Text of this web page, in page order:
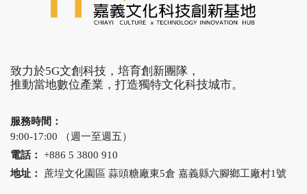
致力於5G文創科技，培育創新團隊，
推動當地數位產業，打造獨特文化科技城市。
服務時間：
9:00-17:00 （週一至週五）
電話： +886 5 3800 910
地址： 蔗埕文化園區 蒜頭糖廠東5倉 嘉義縣六腳鄉工廠村1號